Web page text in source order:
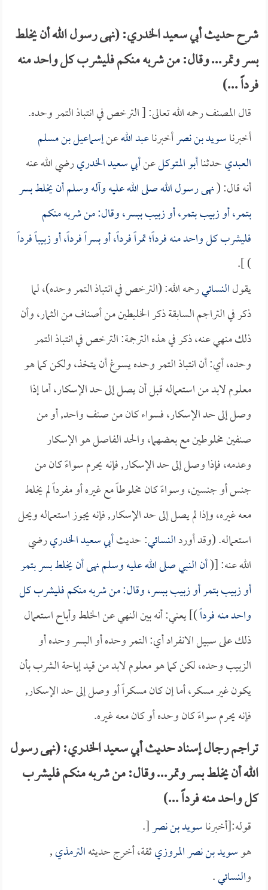
شرح حديث أبي سعيد الخدري: (نهى رسول الله أن يخلط
بسر وتمر... وقال: من شربه منكم فليشرب كل واحد منه
فرداً ...)
قال المصنف رحمه الله تعالى: [ الترخص في انتباذ التمر وحده.
أخبرناسويد بن نصرأخبرناعبد اللهعنإسماعيل بن مسلم
العبديحدثناأبو المتوكلعنأبي سعيد الخدريرضي الله عنه
أنه قال: (نهى رسول الله صلى الله عليه وآله وسلم أن يخلط بسر
بتمر، أو زبيب بتمر، أو زبيب ببسر، وقال: من شربه منكم
فليشرب كل واحد منه فرداً؛ تمراً فرداً، أو بسراً فرداً، أو زبيباً فرداً
) ].
يقولالنسائيرحمه الله: (الترخص في انتباذ التمر وحده)، لما
ذكر في التراجم السابقة ذكر الخليطين من أصناف من الثمار، وأن
ذلك منهي عنه، ذكر في هذه الترجمة: الترخص في انتباذ التمر
وحده، أي: أن انتباذ التمر وحده يسوغ أن يتخذ، ولكن كما هو
معلوم لابد من استعماله قبل أن يصل إلى حد الإسكار، أما إذا
وصل إلى حد الإسكار، فسواء كان من صنف واحد, أو من
صنفين مخلوطين مع بعضهما، والحد الفاصل هو الإسكار
وعدمه، فإذا وصل إلى حد الإسكار, فإنه يحرم سواءً كان من
جنس أو جنسين، وسواءً كان مخلوطاً مع غيره أو مفرداً لم يخلط
معه غيره، وإذا لم يصل إلى حد الإسكار, فإنه يجوز استعماله ويحل
استعماله. (وقد أوردالنسائي: حديثأبي سعيد الخدريرضي
الله عنه: [(أن النبي صلى الله عليه وسلم نهى أن يخلط بسر بتمر
أو زبيب بتمر أو زبيب ببسر، وقال: من شربه منكم فليشرب كل
واحد منه فرداً)] يعني: أنه بين النهي عن الخلط وأباح استعمال
ذلك على سبيل الانفراد أي: التمر وحده أو البسر وحده أو
الزبيب وحده، لكن كما هو معلوم لابد من قيد إباحة الشرب بأن
يكون غير مسكر، أما إن كان مسكراً أو وصل إلى حد الإسكار,
فإنه يحرم سواءً كان وحده أو كان معه غيره.
تراجم رجال إسناد حديث أبي سعيد الخدري: (نهى رسول
الله أن يخلط بسر وتمر... وقال: من شربه منكم فليشرب
كل واحد منه فرداً ...)
قوله:[أخبرناسويد بن نصر[.
هوسويد بن نصر المروزيثقة، أخرج حديثهالترمذي,
والنسائي.